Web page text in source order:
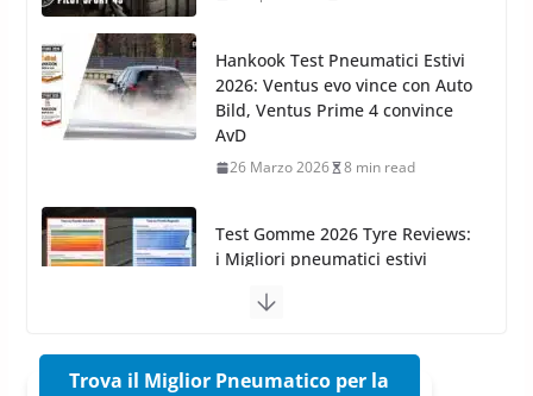
Test Gomme 2026 Tyre Reviews:
i Migliori pneumatici estivi
sportivi a confronto
Pirelli Cinturato 2026: due
confermano il salto tecnico del
Trova il Miglior Pneumatico per la